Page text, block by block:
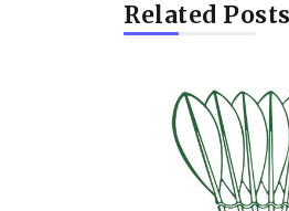
Related Posts